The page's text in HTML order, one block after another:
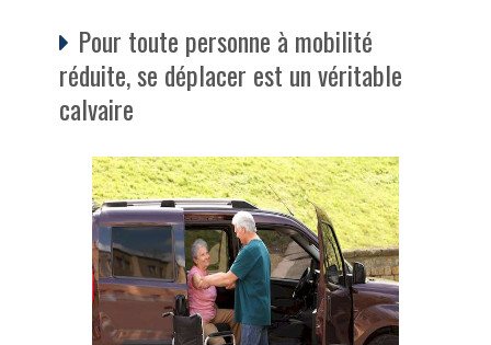
Pour toute personne à mobilité
réduite, se déplacer est un véritable
calvaire